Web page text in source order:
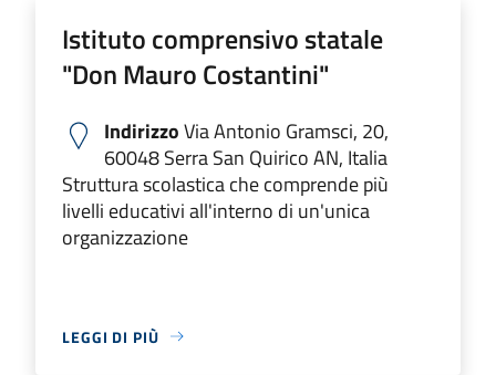
Istituto comprensivo statale
"Don Mauro Costantini"
IndirizzoVia Antonio Gramsci, 20,
60048 Serra San Quirico AN, Italia
Struttura scolastica che comprende più
livelli educativi all'interno di un'unica
organizzazione
LEGGI DI PIÙ